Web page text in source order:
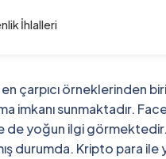
İhlalleri
çarpıcı örneklerinden
imkanı sunmaktadır.
de yoğun ilgi
durumda. Kripto para